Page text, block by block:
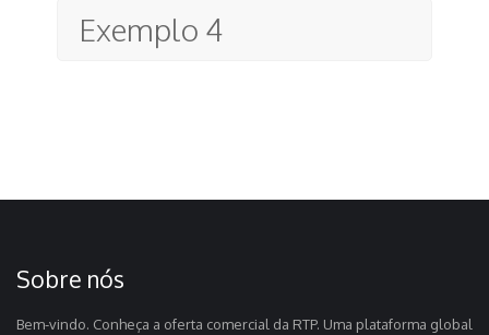
Exemplo 4
Sobre nós
Bem-vindo. Conheça a oferta comercial da RTP. Uma plataforma global